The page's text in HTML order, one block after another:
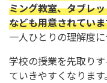
ミング教室、タブレ
なども用意されていま
一人ひとりの理解度
学校の授業を先取り
ていきやすくなります。